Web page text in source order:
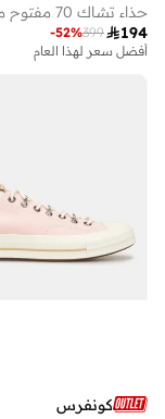
194
399
-52%
أفضل سعر لهذا العام
كونفرس